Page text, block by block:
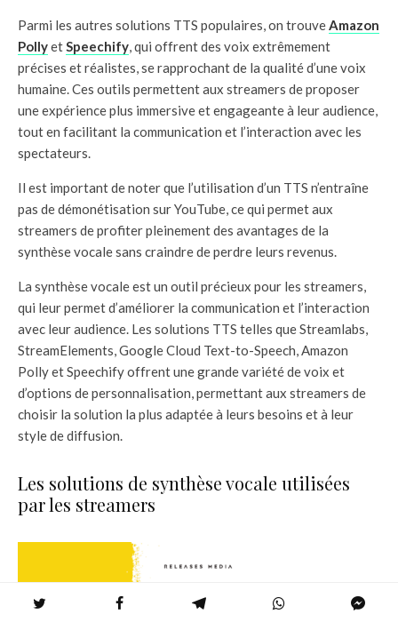
Parmi les autres solutions TTS populaires, on trouveAmazon
PollyetSpeechify, qui offrent des voix extrêmement
précises et réalistes, se rapprochant de la qualité d’une voix
humaine. Ces outils permettent aux streamers de proposer
une expérience plus immersive et engageante à leur audience,
tout en facilitant la communication et l’interaction avec les
spectateurs.
Il est important de noter que l’utilisation d’un TTS n’entraîne
pas de démonétisation sur YouTube, ce qui permet aux
streamers de profiter pleinement des avantages de la
synthèse vocale sans craindre de perdre leurs revenus.
La synthèse vocale est un outil précieux pour les streamers,
qui leur permet d’améliorer la communication et l’interaction
avec leur audience. Les solutions TTS telles que Streamlabs,
StreamElements, Google Cloud Text-to-Speech, Amazon
Polly et Speechify offrent une grande variété de voix et
d’options de personnalisation, permettant aux streamers de
choisir la solution la plus adaptée à leurs besoins et à leur
style de diffusion.
Les solutions de synthèse vocale utilisées
par les streamers